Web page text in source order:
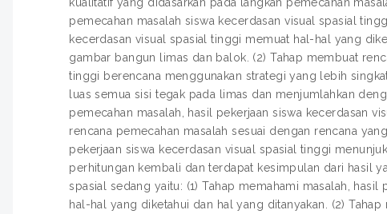
pemecahan masalah siswa kecerdasan visual spasial
kecerdasan visual spasial tinggi memuat hal-hal yang
gambar bangun limas dan balok. (2) Tahap membuat
tinggi berencana menggunakan strategi yang lebih
luas semua sisi tegak pada limas dan menjumlahkan
pemecahan masalah, hasil pekerjaan siswa kecerdasan
rencana pemecahan masalah sesuai dengan rencana
pekerjaan siswa kecerdasan visual spasial tinggi
perhitungan kembali dan terdapat kesimpulan dari hasil
spasial sedang yaitu: (1) Tahap memahami masalah,
hal-hal yang diketahui dan hal yang ditanyakan. (2)